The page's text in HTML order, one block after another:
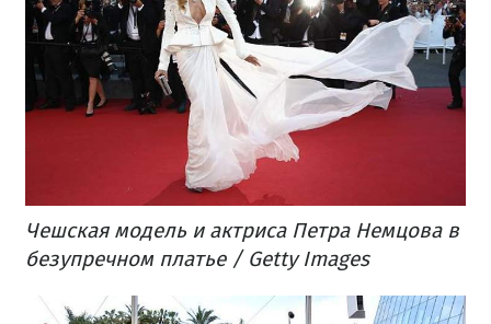
Чешская модель и актриса Петра Немцова в
безупречном платье / Getty Images